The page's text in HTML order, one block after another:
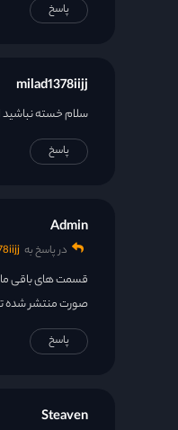
پاسخ
milad1378iijj
سلام خسته نباشید
پاسخ
Admin
در پاسخ به
قسمت های باقی
صورت منتشر شده
پاسخ
Steaven